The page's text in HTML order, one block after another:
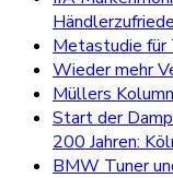
Metastudie
Wieder mehr
Müllers
Start der
200 Jahren:
BMW Tuner